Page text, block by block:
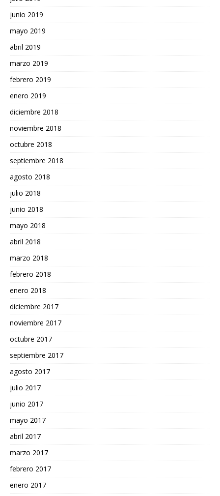
junio 2019
mayo 2019
abril 2019
marzo 2019
febrero 2019
enero 2019
diciembre 2018
noviembre 2018
octubre 2018
septiembre 2018
agosto 2018
julio 2018
junio 2018
mayo 2018
abril 2018
marzo 2018
febrero 2018
enero 2018
diciembre 2017
noviembre 2017
octubre 2017
septiembre 2017
agosto 2017
julio 2017
junio 2017
mayo 2017
abril 2017
marzo 2017
febrero 2017
enero 2017